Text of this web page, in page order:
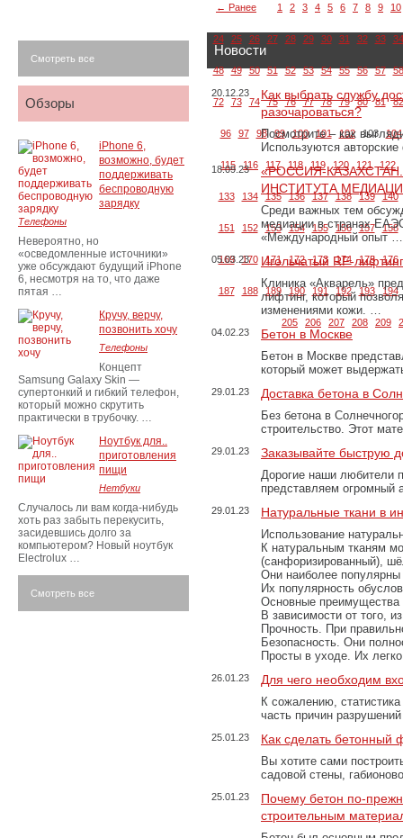
← Ранее 1 2 3 4 5 6 7 8 9 10
24 25 26 27 28 29 30 31 32 33 34
48 49 50 51 52 53 54 55 56 57 58
72 73 74 75 76 77 78 79 80 81 82
96 97 98 99 100 101 102 103 104
115 116 117 118 119 120 121 122
133 134 135 136 137 138 139 140
151 152 153 154 155 156 157 158
169 170 171 172 173 174 175 176
187 188 189 190 191 192 193 194
205 206 207 208 209
Новости
20.12.23
Как выбрать службу
разочароваться?
Посмотрите – как
Используются
18.09.23
«РОССИЯ-
ИНСТИТУТА
Среди важных тем
медиации в странах
«Международный опыт …
05.03.23 Игольчатый RF-
Клиника «Акварель»
лифтинг, который
изменениями кожи. …
04.02.23 Бетон в Москве
Бетон в Москве
который может
29.01.23 Доставка бетона в
Без бетона в
строительство. Этот
29.01.23 Заказывайте быструю
Дорогие наши любители
представляем огромный
29.01.23 Натуральные ткани в
Использование
К натуральным тканям
(санфоризированный),
Они наиболее популярны
Их популярность
Основные преимущества
В зависимости от того,
Прочность. При
Безопасность. Они
Просты в уходе. Их
26.01.23 Для чего необходим
К сожалению,
часть причин
25.01.23 Как сделать бетонный
Вы хотите сами
садовой стены,
25.01.23
Почему бетон по-
строительным
Смотреть все
Обзоры
iPhone 6,
возможно, будет
поддерживать
беспроводную
зарядку
Телефоны
Невероятно, но
«осведомленные источники»
уже обсуждают будущий iPhone
6, несмотря на то, что даже
пятая …
Кручу, верчу,
позвонить хочу
Телефоны
Концепт
Samsung Galaxy Skin —
супертонкий и гибкий телефон,
который можно скрутить
практически в трубочку. …
Ноутбук для..
приготовления
пищи
Нетбуки
Случалось ли вам когда-нибудь
хоть раз забыть перекусить,
засидевшись долго за
компьютером? Новый ноутбук
Electrolux …
Смотреть все